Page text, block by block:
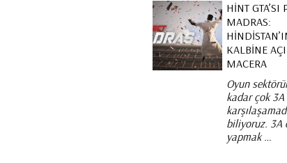
HINT GTA’SI
MADRAS:
KALBINE
MACERA
Oyun
kadar çok
biliyoruz. 3A
yapmak …